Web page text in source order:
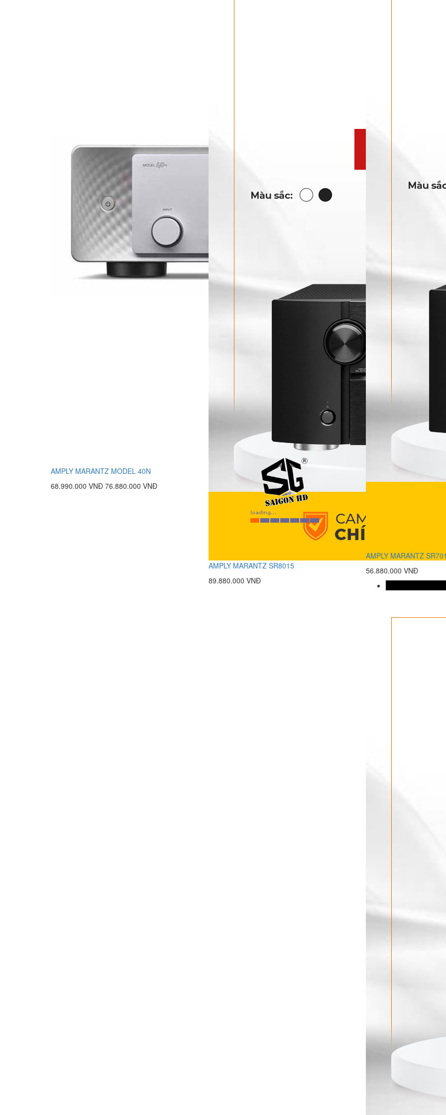
AMPLY MARANTZ MODEL 40N
68.990.000 VNĐ 76.880.000 VNĐ
AMPLY MARANTZ SR8015
89.880.000 VNĐ
AMPLY MARANTZ
56.880.000 VNĐ